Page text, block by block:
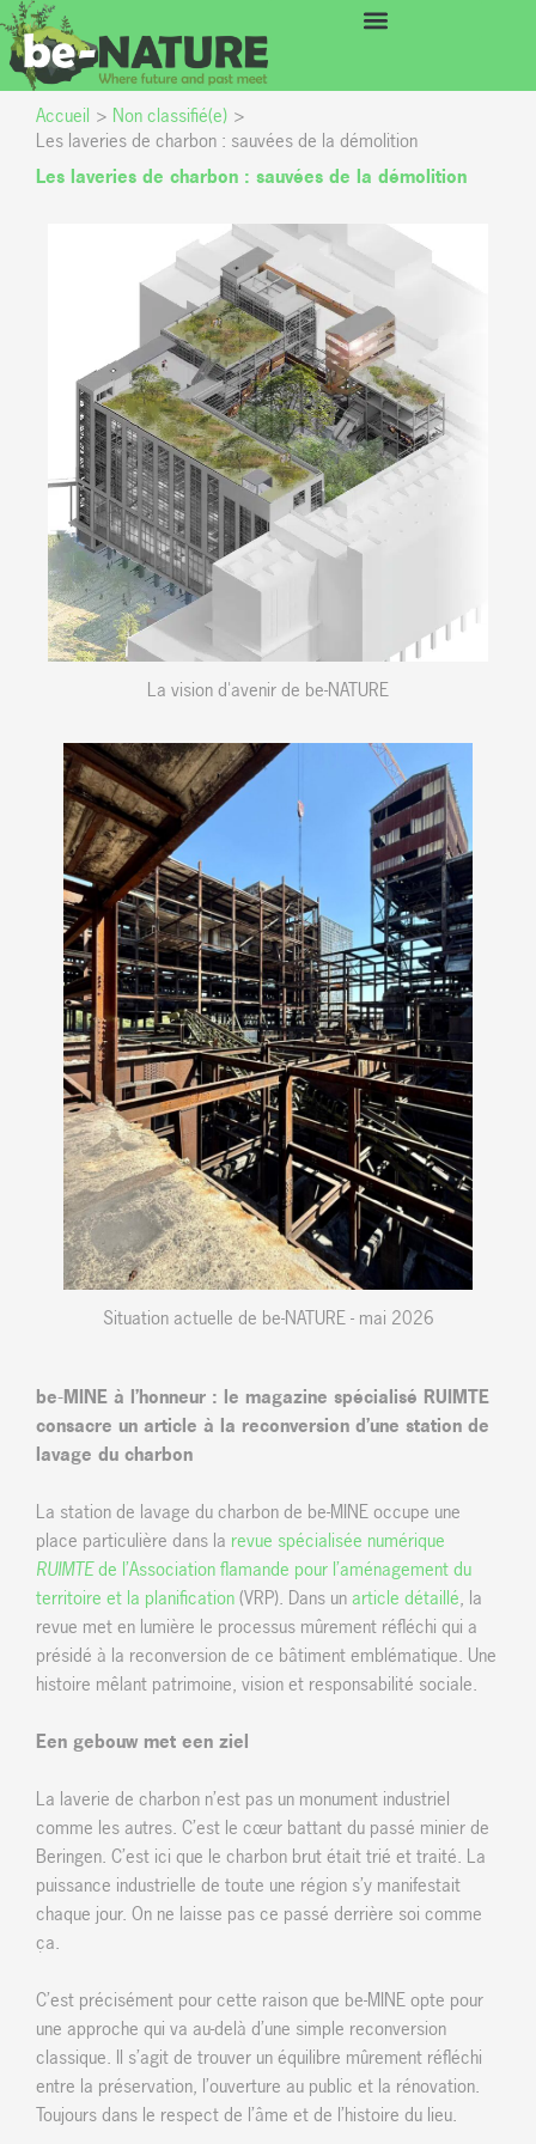
principal
Aller
au
contenu
Accueil
Non classifié(e)
Les laveries de charbon : sauvées de la démolition
Les laveries de charbon : sauvées de la démolition
La vision d'avenir de be-NATURE
Situation actuelle de be-NATURE - mai 2026
be-MINE à l’honneur : le magazine spécialisé RUIMTE
consacre un article à la reconversion d’une station de
lavage du charbon
La station de lavage du charbon de be-MINE occupe une
place particulière dans la revue spécialisée numérique
RUIMTEde l’Association flamande pour l’aménagement du
territoire et la planification(VRP). Dans unarticle détaillé, la
revue met en lumière le processus mûrement réfléchi qui a
présidé à la reconversion de ce bâtiment emblématique. Une
histoire mêlant patrimoine, vision et responsabilité sociale.
Een gebouw met een ziel
La laverie de charbon n’est pas un monument industriel
comme les autres. C’est le cœur battant du passé minier de
Beringen. C’est ici que le charbon brut était trié et traité. La
puissance industrielle de toute une région s’y manifestait
chaque jour. On ne laisse pas ce passé derrière soi comme
ça.
C’est précisément pour cette raison que be-MINE opte pour
une approche qui va au-delà d’une simple reconversion
classique. Il s’agit de trouver un équilibre mûrement réfléchi
entre la préservation, l’ouverture au public et la rénovation.
Toujours dans le respect de l’âme et de l’histoire du lieu.